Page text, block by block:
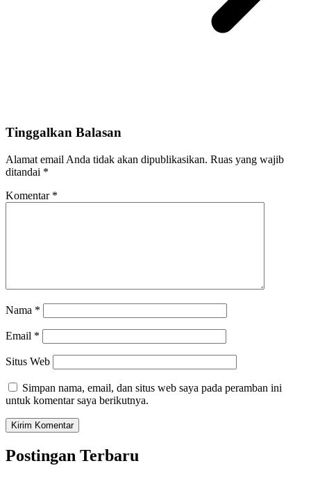
Tinggalkan Balasan
Alamat email Anda tidak akan dipublikasikan. Ruas yang wajib
ditandai *
Komentar *
Nama *
Email *
Situs Web
Simpan nama, email, dan situs web saya pada peramban ini
untuk komentar saya berikutnya.
Postingan Terbaru